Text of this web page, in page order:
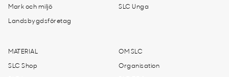
Mark och miljö
Landsbygdsföretag
SLC Unga
MATERIAL
SLC Shop
OM SLC
Organisation